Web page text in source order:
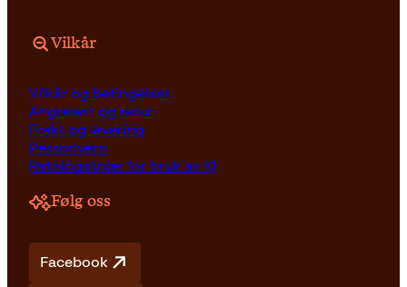
Vilkår
Vilkår og betingelser
Angrerett og retur
Frakt og levering
Personvern
Retningslinjer for bruk av KI
Følg oss
Facebook